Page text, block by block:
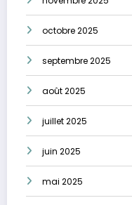
octobre 2025
septembre 2025
août 2025
juillet 2025
juin 2025
mai 2025